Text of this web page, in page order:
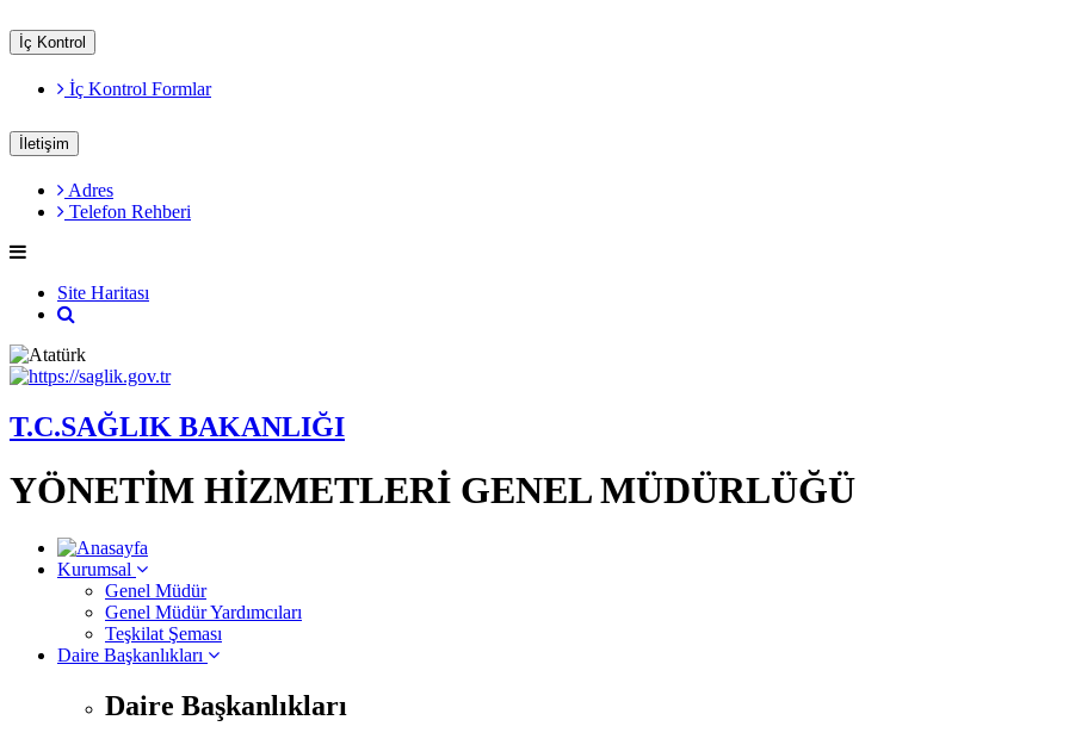
İç Kontrol
İç Kontrol Formlar
İletişim
Adres
Telefon Rehberi
Site Haritası
T.C.SAĞLIK BAKANLIĞI
YÖNETİM HİZMETLERİ GENEL MÜDÜRLÜĞÜ
Kurumsal
Genel Müdür
Genel Müdür Yardımcıları
Teşkilat Şeması
Daire Başkanlıkları
Daire Başkanlıkları